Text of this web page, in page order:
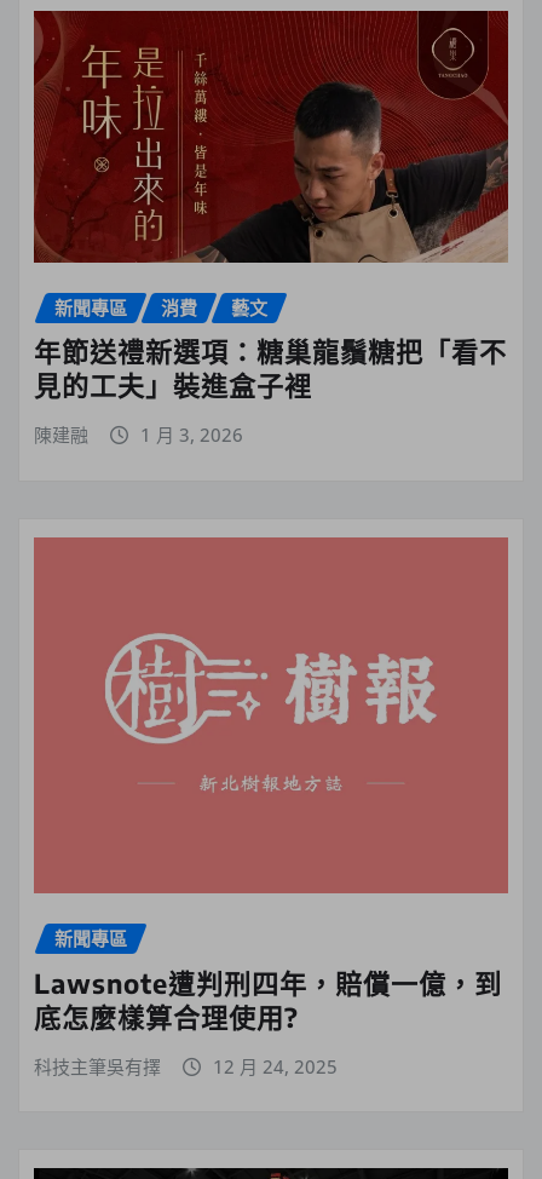
新聞專區 消費 藝文
年節送禮新選項：糖巢龍鬚糖把「看不
見的工夫」裝進盒子裡
陳建融 1 月 3, 2026
新聞專區
Lawsnote遭判刑四年，賠償一億，到
底怎麼樣算合理使用?
科技主筆吳有擇 12 月 24, 2025